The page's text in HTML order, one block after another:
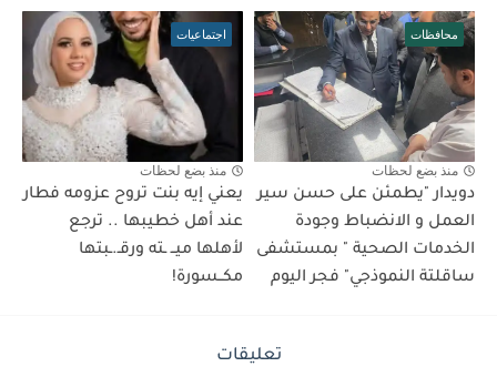
محافظات
منذ بضع لحظات
دويدار "يطمئن على حسن سير
العمل و الانضباط وجودة
الخدمات الصحية " بمستشفى
ساقلتة النموذجي" فجر اليوم
اجتماعيات
منذ بضع لحظات
يعني إيه بنت تروح عزومه فطار
عند أهل خطيبها .. ترجع
لأهلها ميــ ـته ورقـ.ـبتها
مكــسورة!
تعليقات